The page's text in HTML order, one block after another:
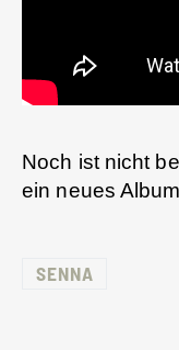
Noch ist nicht
ein neues
SENNA